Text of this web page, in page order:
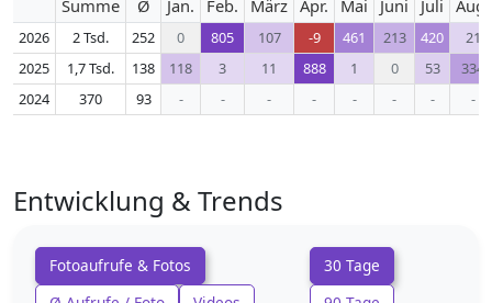
Summe Ø Jan. Feb. März Apr. Mai Juni Juli Aug.
2026 2 Tsd. 252 0 805 107 -9 461 213 420
21
2025
1,7 Tsd. 138 118 3 11 888 1 0 53
334
2024
370 93 - - - - - - - -
Entwicklung & Trends
Fotoaufrufe & Fotos
30 Tage